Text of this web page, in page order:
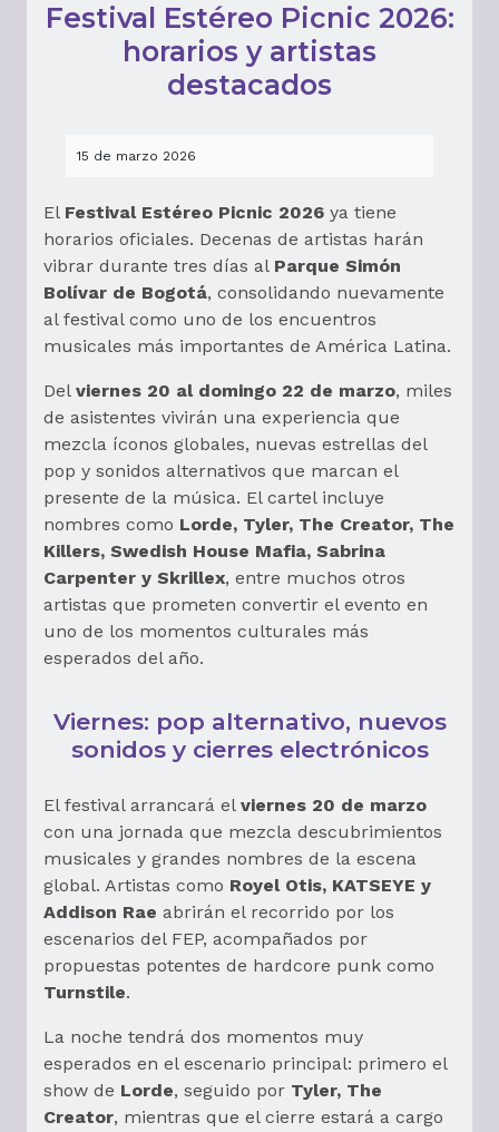
Festival Estéreo Picnic 2026:
horarios y artistas
destacados
15 de marzo 2026
El Festival Estéreo Picnic 2026 ya tiene
horarios oficiales. Decenas de artistas harán
vibrar durante tres días al Parque Simón
Bolívar de Bogotá, consolidando nuevamente
al festival como uno de los encuentros
musicales más importantes de América Latina.
Del viernes 20 al domingo 22 de marzo, miles
de asistentes vivirán una experiencia que
mezcla íconos globales, nuevas estrellas del
pop y sonidos alternativos que marcan el
presente de la música. El cartel incluye
nombres como Lorde, Tyler, The Creator, The
Killers, Swedish House Mafia, Sabrina
Carpenter y Skrillex, entre muchos otros
artistas que prometen convertir el evento en
uno de los momentos culturales más
esperados del año.
Viernes: pop alternativo, nuevos
sonidos y cierres electrónicos
El festival arrancará el viernes 20 de marzo
con una jornada que mezcla descubrimientos
musicales y grandes nombres de la escena
global. Artistas como Royel Otis, KATSEYE y
Addison Rae abrirán el recorrido por los
escenarios del FEP, acompañados por
propuestas potentes de hardcore punk como
Turnstile.
La noche tendrá dos momentos muy
esperados en el escenario principal: primero el
show de Lorde, seguido por Tyler, The
Creator, mientras que el cierre estará a cargo